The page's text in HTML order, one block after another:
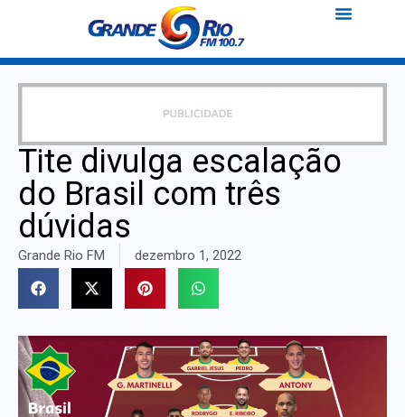
Tite divulga escalação
do Brasil com três
dúvidas
Grande Rio FM dezembro 1, 2022